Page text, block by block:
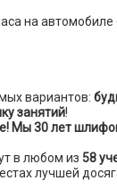
на автомобиле
вариантов:
занятий!
Мы 30 лет
в любом из 58
лучшей